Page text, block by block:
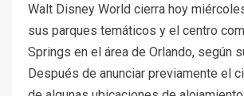
Walt Disney World cierra hoy
sus parques temáticos y el centro
Springs en el área de Orlando, según
Después de anunciar previamente el